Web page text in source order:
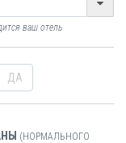
ваш отель
ДА
(НОРМАЛЬНОГО